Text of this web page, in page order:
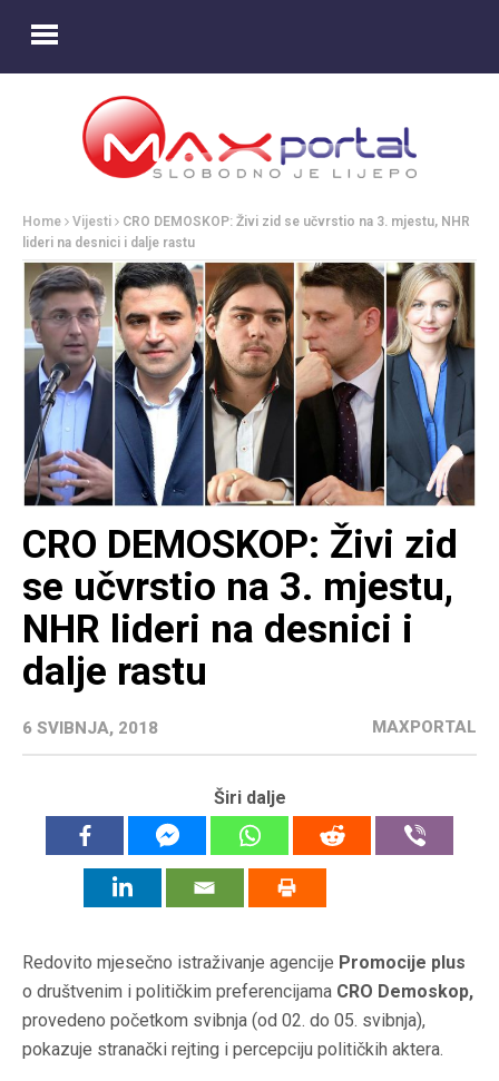
Home Vijesti
CRO DEMOSKOP: Živi zid se učvrstio na 3. mjestu, NHR
lideri na desnici i dalje rastu
CRO DEMOSKOP: Živi zid
se učvrstio na 3. mjestu,
NHR lideri na desnici i
dalje rastu
6 SVIBNJA, 2018 MAXPORTAL
Širi dalje
Redovito mjesečno istraživanje agencije Promocije plus
o društvenim i političkim preferencijama CRO Demoskop,
provedeno početkom svibnja (od 02. do 05. svibnja),
pokazuje stranački rejting i percepciju političkih aktera.